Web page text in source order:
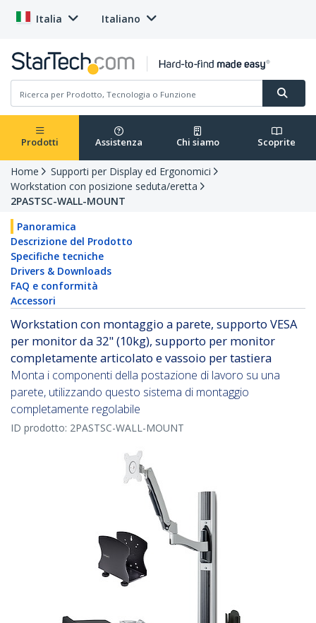
Italia Italiano
Prodotti Assistenza Chi siamo Scoprite
Home
Supporti per Display ed Ergonomici
Workstation con posizione seduta/eretta
2PASTSC-WALL-MOUNT
Panoramica
Descrizione del Prodotto
Specifiche tecniche
Drivers & Downloads
FAQ e conformità
Accessori
Workstation con montaggio a parete, supporto VESA
per monitor da 32" (10kg), supporto per monitor
completamente articolato e vassoio per tastiera
Monta i componenti della postazione di lavoro su una
parete, utilizzando questo sistema di montaggio
completamente regolabile
ID prodotto: 2PASTSC-WALL-MOUNT